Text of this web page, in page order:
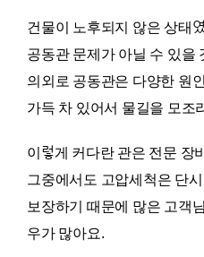
건물이 노후되지 않은 상태
공동관 문제가 아닐 수 있을
의외로 공동관은 다양한 원
가득 차 있어서 물길을 모조
이렇게 커다란 관은 전문 장
그중에서도 고압세척은 단
보장하기 때문에 많은 고객
우가 많아요.